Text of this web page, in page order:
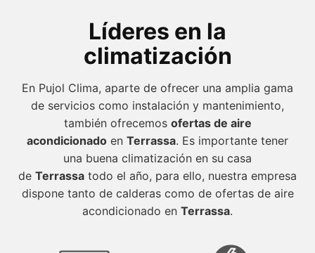
Líderes en la
climatización
En Pujol Clima, aparte de ofrecer una amplia gama
de servicios como instalación y mantenimiento,
también ofrecemos ofertas de aire
acondicionado en Terrassa. Es importante tener
una buena climatización en su casa
de Terrassa todo el año, para ello, nuestra empresa
dispone tanto de calderas como de ofertas de aire
acondicionado en Terrassa.